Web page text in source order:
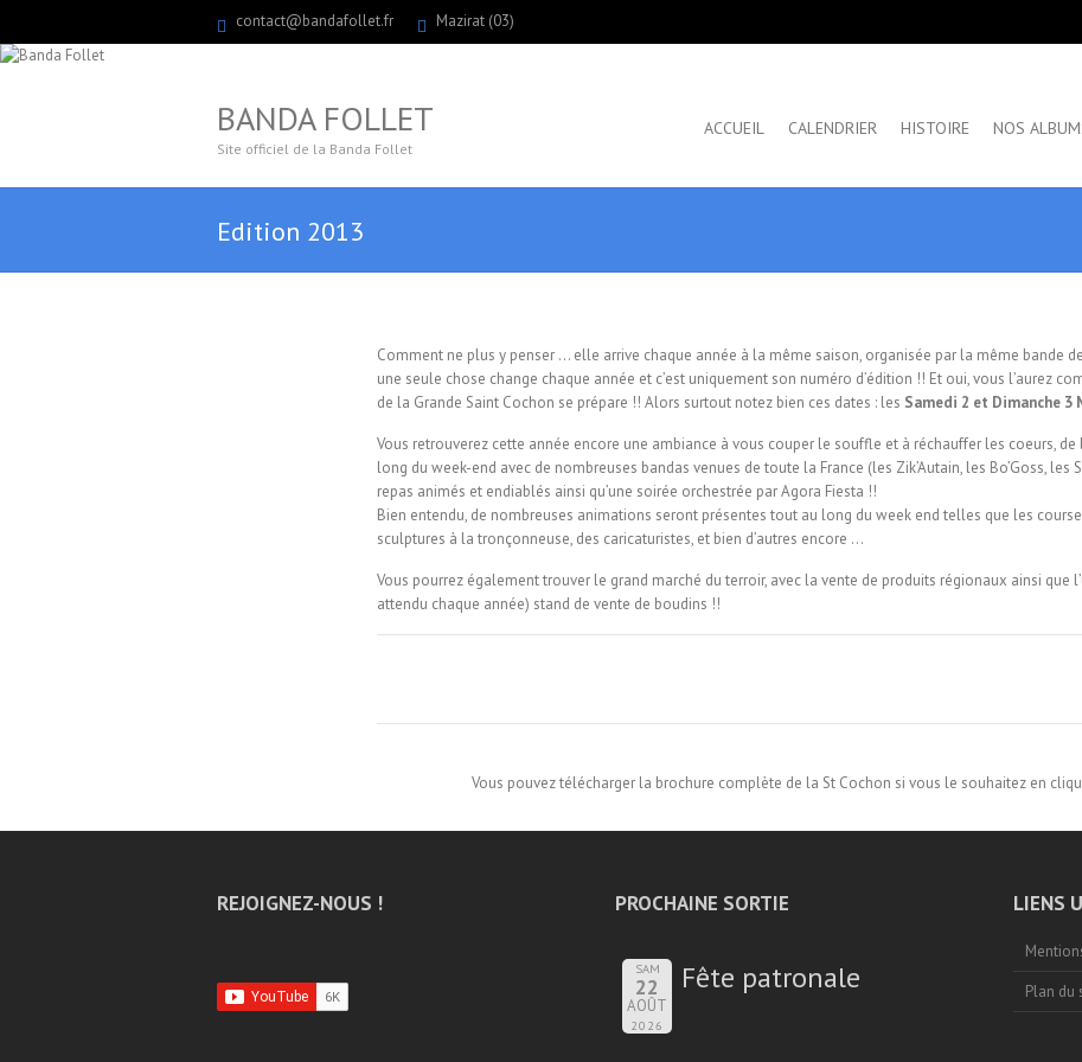
contact@bandafollet.fr Mazirat (03)
BANDA FOLLET
Site officiel de la Banda Follet
ACCUEIL CALENDRIER HISTOIRE NOS
Edition 2013
Comment ne plus y penser … elle arrive chaque année à la même saison, organisée par la même bande
une seule chose change chaque année et c’est uniquement son numéro d’édition !! Et oui, vous l’aurez
de la Grande Saint Cochon se prépare !! Alors surtout notez bien ces dates : les Samedi 2 et Dimanche 3
Vous retrouverez cette année encore une ambiance à vous couper le souffle et à réchauffer les coeurs,
long du week-end avec de nombreuses bandas venues de toute la France (les Zik’Autain, les Bo’Goss, les
repas animés et endiablés ainsi qu’une soirée orchestrée par Agora Fiesta !!
Bien entendu, de nombreuses animations seront présentes tout au long du week end telles que les
sculptures à la tronçonneuse, des caricaturistes, et bien d’autres encore …
Vous pourrez également trouver le grand marché du terroir, avec la vente de produits régionaux ainsi que
attendu chaque année) stand de vente de boudins !!
Vous pouvez télécharger la brochure complète de la St Cochon si vous le souhaitez en
REJOIGNEZ-NOUS ! PROCHAINE SORTIE
SAM
22
AOÛT
2026
Fête patronale
LIENS
Plan du